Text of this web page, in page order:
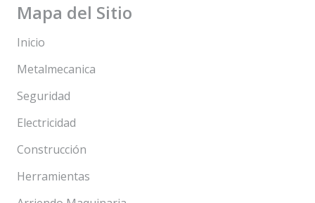
Mapa del Sitio
Inicio
Metalmecanica
Seguridad
Electricidad
Construcción
Herramientas